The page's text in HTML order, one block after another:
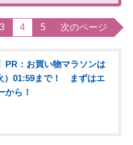
3 4 5 次のページ
PR：お買い物マラソンは
）01:59まで！ まずはエ
から！